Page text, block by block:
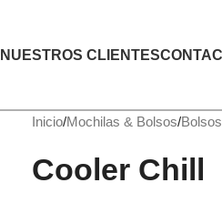
NUESTROS CLIENTES
Inicio Mochilas & Bolsos
Cooler Chill